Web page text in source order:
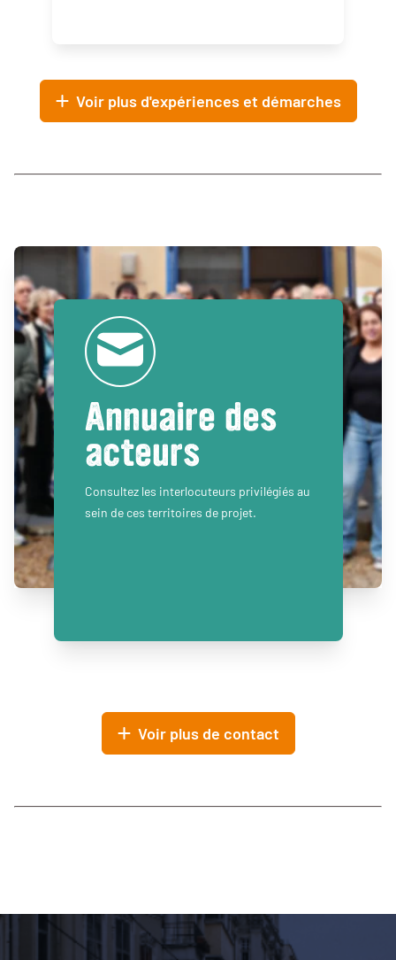
Voir plus d'expériences et démarches
Annuaire des
acteurs
Consultez les interlocuteurs privilégiés au
sein de ces territoires de projet.
Voir plus de contact